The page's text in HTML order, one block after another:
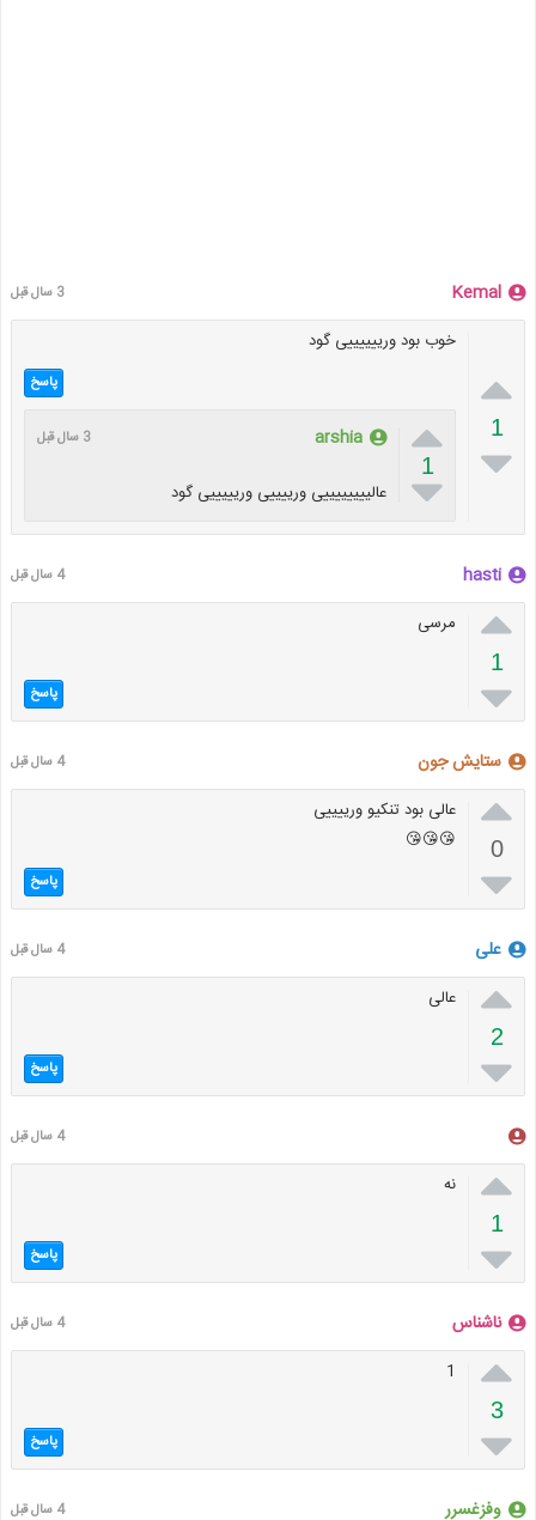
Kemal 3 سال قبل

1

خوب بود ورییییییی گود
پاسخ

1

arshia 3 سال قبل
عالییییییییی ورییییی وریییییی گود
hasti 4 سال قبل

1

مرسی
پاسخ
ستایش جون 4 سال قبل

0

عالی بود تنکیو ورییییی
😘😘😘
پاسخ
علی 4 سال قبل

2

عالی
پاسخ
4 سال قبل

1

نه
پاسخ
ناشناس 4 سال قبل

3

1
پاسخ
وفزغسرر 4 سال قبل